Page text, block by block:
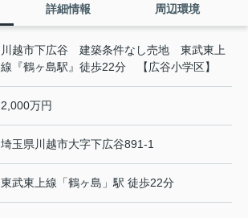
詳細情報 周辺環境
川越市下広谷 建築条件なし売地 東武東上
線『鶴ヶ島駅』徒歩22分 【広谷小学区】
2,000万円
埼玉県 川越市大字下広谷891-1
東武東上線 「鶴ヶ島 」駅 徒歩22分